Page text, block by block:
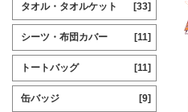
タオル・タオルケット [33]
シーツ・布団カバー [11]
トートバッグ [11]
缶バッジ [9]